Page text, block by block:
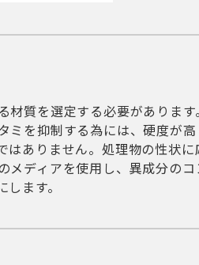
質を選定する必要がありま
を抑制する為には、硬度が
ありません。処理物の性状に
ディアを使用し、異成分の
ます。